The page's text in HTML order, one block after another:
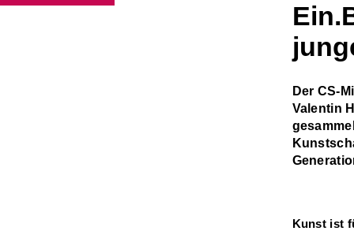
Der CS-
Valentin
Kunst ist